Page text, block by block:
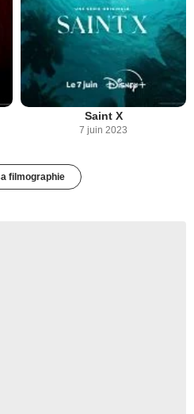
Saint X
7 juin 2023
filmographie